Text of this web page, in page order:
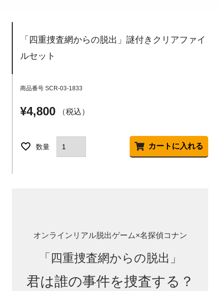
「四重捜査網からの脱出」謎付きクリアファイ
ルセット
商品番号 SCR-03-1833
¥4,800 税込
カートに入れる
オンラインリアル脱出ゲーム×名探偵コナン
「四重捜査網からの脱出」
君は誰の事件を捜査する？